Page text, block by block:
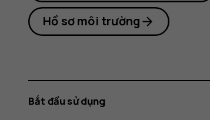
Hồ sơ môi trường
Bắt đầu sử dụng